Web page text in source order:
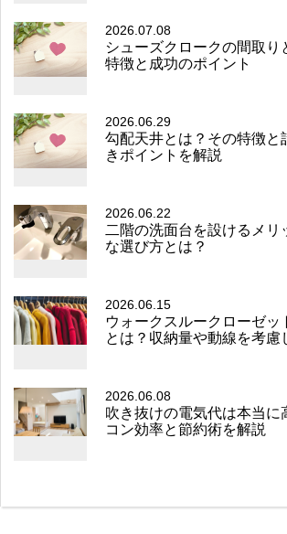
2026.07.08
シューズクロークの間取り
特徴と成功のポイント
2026.06.29
勾配天井とは？その特徴と
きポイントを解説
2026.06.22
二階の洗面台を設けるメリ
な選び方とは？
2026.06.15
ウォークスルークローゼッ
とは？収納量や動線を考慮
2026.06.08
吹き抜けの電気代は本当に
コン効率と節約術を解説